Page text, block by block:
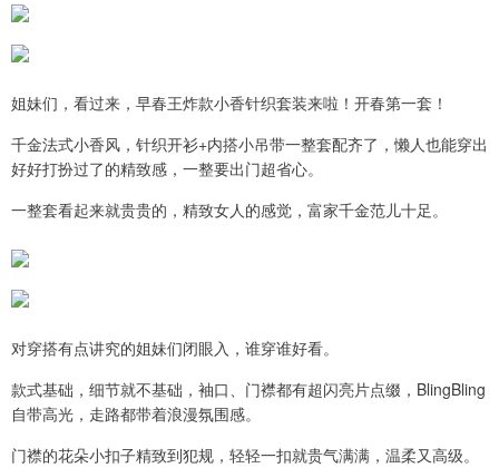
姐妹们，看过来，早春王炸款小香针织套装来啦！开春第一套！
千金法式小香风，针织开衫+内搭小吊带一整套配齐了，懒人也能穿出
好好打扮过了的精致感，一整要出门超省心。
一整套看起来就贵贵的，精致女人的感觉，富家千金范儿十足。
对穿搭有点讲究的姐妹们闭眼入，谁穿谁好看。
款式基础，细节就不基础，袖口、门襟都有超闪亮片点缀，BlingBling
自带高光，走路都带着浪漫氛围感。
门襟的花朵小扣子精致到犯规，轻轻一扣就贵气满满，温柔又高级。